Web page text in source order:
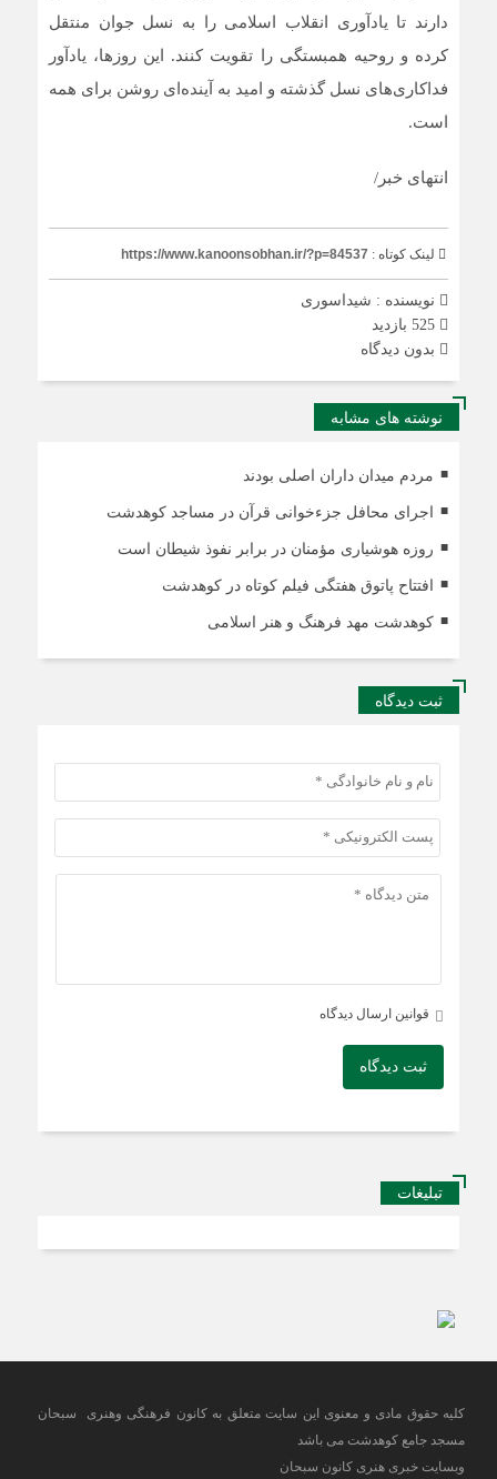
دارند تا یادآوری انقلاب اسلامی را به نسل جوان منتقل
کرده و روحیه همبستگی را تقویت کنند. این روزها، یادآور
فداکاری‌های نسل گذشته و امید به آینده‌ای روشن برای همه
است.
انتهای خبر/
لینک کوتاه : https://www.kanoonsobhan.ir/?p=84537
نویسنده : شیداسوری
بدون دیدگاه
نوشته های مشابه
مردم میدان داران اصلی بودند
اجرای محافل جزءخوانی قرآن در مساجد کوهدشت
روزه هوشیاری مؤمنان در برابر نفوذ شیطان است
افتتاح پاتوق هفتگی فیلم کوتاه در کوهدشت
کوهدشت مهد فرهنگ و هنر اسلامی
ثبت دیدگاه
قوانین ارسال دیدگاه
ثبت دیدگاه
تبلیغات
کلیه حقوق مادی و معنوی این سایت متعلق به کانون فرهنگی وهنری سبحان
مسجد جامع کوهدشت می باشد
وبسایت خبری هنری کانون سبحان